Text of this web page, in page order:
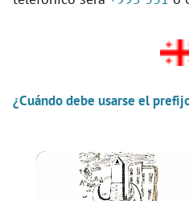
¿Cuándo debe usarse el